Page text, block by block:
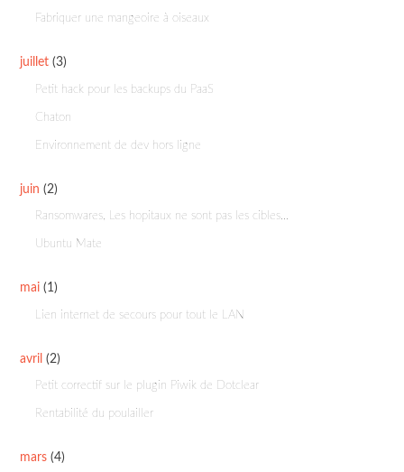
Fabriquer une mangeoire à oiseaux
juillet (3)
Petit hack pour les backups du PaaS
Chaton
Environnement de dev hors ligne
juin (2)
Ransomwares, Les hopitaux ne sont pas les cibles...
Ubuntu Mate
mai (1)
Lien internet de secours pour tout le LAN
avril (2)
Petit correctif sur le plugin Piwik de Dotclear
Rentabilité du poulailler
mars (4)